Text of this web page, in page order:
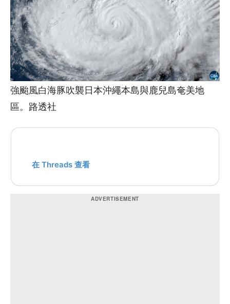
強颱風白海豚吹襲日本沖繩本島與鹿兒島奄美地
區。路透社
在 Threads 查看